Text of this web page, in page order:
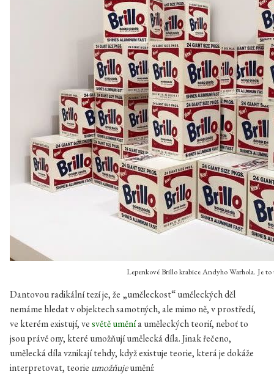
Lepenkové Brillo krabice Andyho Warhola. Je to
Dantovou radikální tezí je, že „uměleckost“ uměleckých děl
nemáme hledat v objektech samotných, ale mimo ně, v prostředí,
ve kterém existují, vesvětě uměnía uměleckých teorií, neboť to
jsou právě ony, které umožňují umělecká díla. Jinak řečeno,
umělecká díla vznikají tehdy, když existuje teorie, která je dokáže
interpretovat, teorie umožňujeumění: